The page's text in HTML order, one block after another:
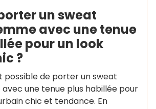
un sweat
avec une tenue
pour un look
?
possible de porter un sweat
une tenue plus habillée pour
chic et tendance. En